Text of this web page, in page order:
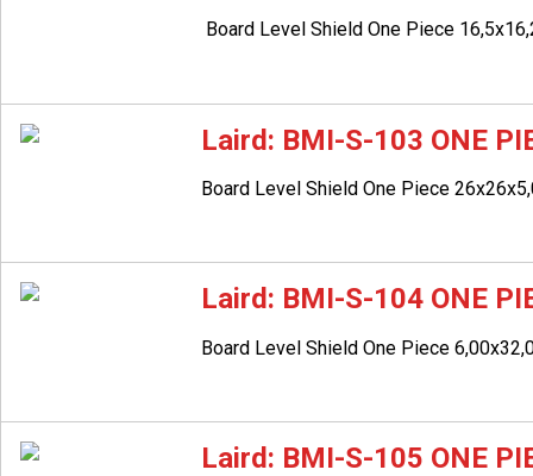
Board Level Shield One Piece
Laird: BMI-S-103 ONE
Board Level Shield One Piece
Laird: BMI-S-104 ONE
Board Level Shield One Piece
Laird: BMI-S-105 ONE